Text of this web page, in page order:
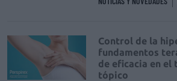
Control de la
fundamentos
de eficacia en
tópico